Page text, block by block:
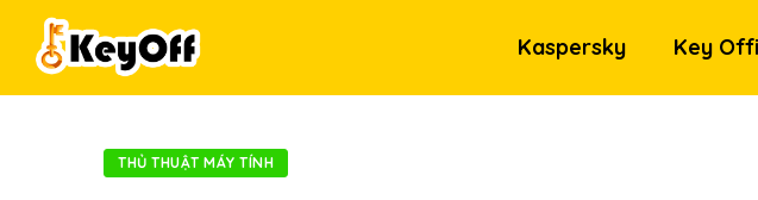
Kaspersky Key
THỦ THUẬT MÁY TÍNH